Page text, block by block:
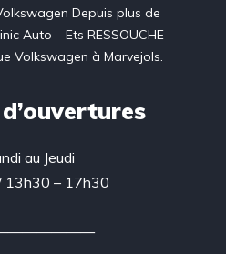
Depuis plus de
Auto – Ets RESSOUCHE
Volkswagen à Marvejols.
au Jeudi
13h30 – 17h30